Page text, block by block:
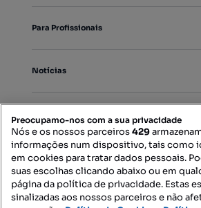
Para Profissionais
Notícias
Mapa do Site
Contacte-nos
Preocupamo-nos com a sua privacidade
Nós e os nossos parceiros429
informações num dispositivo, tais como
em cookies para tratar dados pessoais.
suas escolhas clicando abaixo ou em
página da política de privacidade. Estas
sinalizadas aos nossos parceiros e não